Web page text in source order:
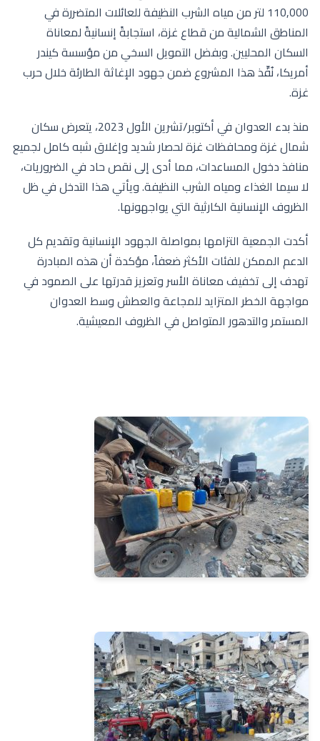
110,000 لتر من مياه الشرب النظيفة للعائلات المتضررة في
المناطق الشمالية من قطاع غزة، استجابةً إنسانيةً لمعاناة
السكان المحليين. وبفضل التمويل السخي من مؤسسة كيندر
أمريكا، نُفِّذ هذا المشروع ضمن جهود الإغاثة الطارئة خلال حرب
غزة.
منذ بدء العدوان في أكتوبر/تشرين الأول 2023، يتعرض سكان
شمال غزة ومحافظات غزة لحصار شديد وإغلاق شبه كامل لجميع
منافذ دخول المساعدات، مما أدى إلى نقص حاد في الضروريات،
لا سيما الغذاء ومياه الشرب النظيفة. ويأتي هذا التدخل في ظل
الظروف الإنسانية الكارثية التي يواجهونها.
أكدت الجمعية التزامها بمواصلة الجهود الإنسانية وتقديم كل
الدعم الممكن للفئات الأكثر ضعفاً، مؤكدة أن هذه المبادرة
تهدف إلى تخفيف معاناة الأسر وتعزيز قدرتها على الصمود في
مواجهة الخطر المتزايد للمجاعة والعطش وسط العدوان
المستمر والتدهور المتواصل في الظروف المعيشية.